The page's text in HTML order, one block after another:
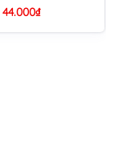
44.000₫